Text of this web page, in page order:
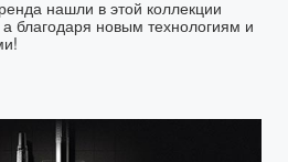
нашли в этой коллекции
благодаря новым технологиям и